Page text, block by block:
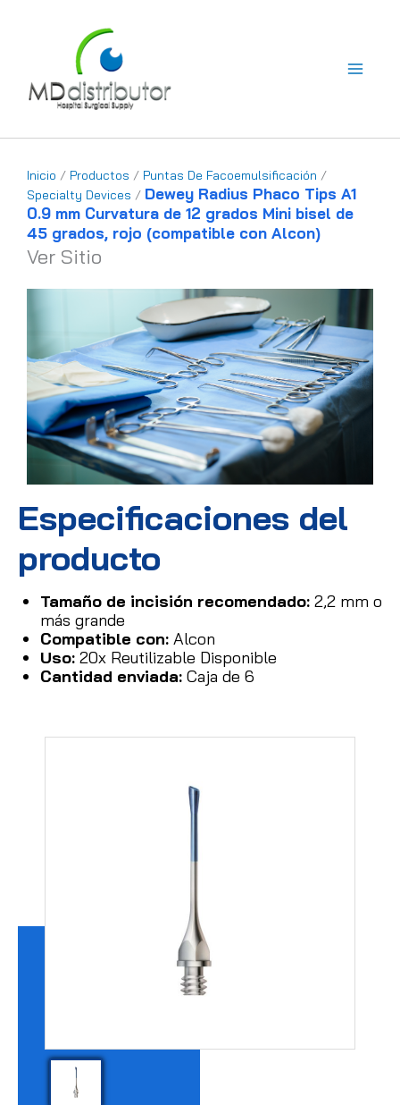
Inicio / Productos / Puntas De Facoemulsificación /
Specialty Devices / Dewey Radius Phaco Tips A1
0.9 mm Curvatura de 12 grados Mini bisel de
45 grados, rojo (compatible con Alcon)
Ver Sitio
Especificaciones del
producto
Tamaño de incisión recomendado: 2,2 mm o
más grande
Compatible con: Alcon
Uso: 20x Reutilizable Disponible
Cantidad enviada: Caja de 6